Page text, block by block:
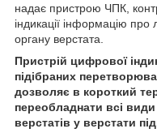
надає пристрою ЧПК,
індикації інформацію
органу верстата.
Пристрій цифрової
підібраних
дозволяє в короткий
переобладнати всі
верстатів у верстати